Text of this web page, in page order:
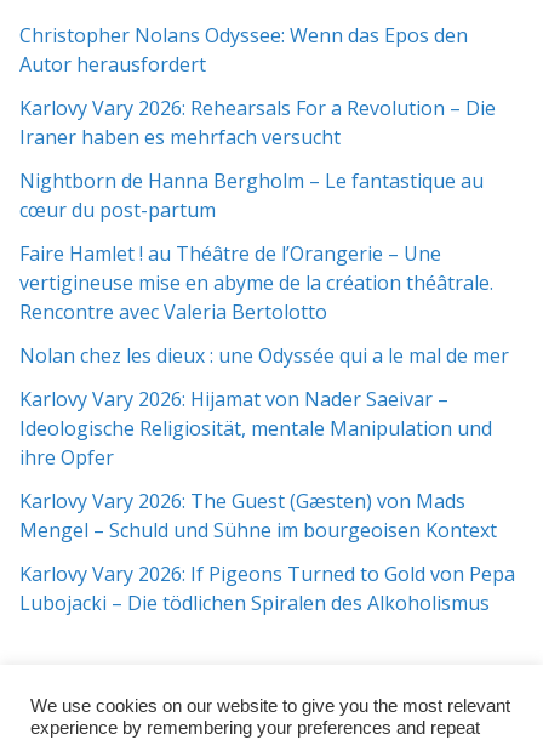
Christopher Nolans Odyssee: Wenn das Epos den
Autor herausfordert
Karlovy Vary 2026: Rehearsals For a Revolution – Die
Iraner haben es mehrfach versucht
Nightborn de Hanna Bergholm – Le fantastique au
cœur du post-partum
Faire Hamlet ! au Théâtre de l’Orangerie – Une
vertigineuse mise en abyme de la création théâtrale.
Rencontre avec Valeria Bertolotto
Nolan chez les dieux : une Odyssée qui a le mal de mer
Karlovy Vary 2026: Hijamat von Nader Saeivar​​ –
Ideologische Religiosität, mentale Manipulation und
ihre Opfer
Karlovy Vary 2026: The Guest (Gæsten) von Mads
Mengel – Schuld und Sühne im bourgeoisen Kontext
Karlovy Vary 2026: If Pigeons Turned to Gold von Pepa
Lubojacki – Die tödlichen Spiralen des Alkoholismus
We use cookies on our website to give you the most relevant
experience by remembering your preferences and repeat